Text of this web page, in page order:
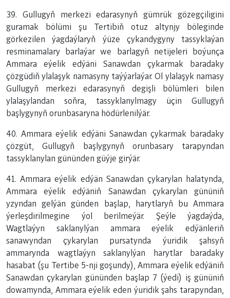
39. Gullugyň merkezi edarasynyň gümrük gözegçiligini
guramak bölümi şu Tertibiň otuz altynjy böleginde
görkezilen ýagdaýlaryň ýüze çykandygyny tassyklaýan
resminamalary barlaýar we barlagyň netijeleri boýunça
Ammara eýelik edýäni Sanawdan çykarmak baradaky
çözgüdiň ylalaşyk namasyny taýýarlaýar. Ol ylalaşyk namasy
Gullugyň merkezi edarasynyň degişli bölümleri bilen
ylalaşylandan soňra, tassyklanylmagy üçin Gullugyň
başlygynyň orunbasaryna hödürlenilýär.
40. Ammara eýelik edýäni Sanawdan çykarmak baradaky
çözgüt, Gullugyň başlygynyň orunbasary tarapyndan
tassyklanylan gününden güýje girýär.
41. Ammara eýelik edýän Sanawdan çykarylan halatynda,
Ammara eýelik edýäniň Sanawdan çykarylan gününiň
yzyndan gelýän günden başlap, harytlaryň bu Ammara
ýerleşdirilmegine ýol berilmeýär. Şeýle ýagdaýda,
Wagtlaýyn saklanylýan ammara eýelik edýänleriň
sanawyndan çykarylan pursatynda ýuridik şahsyň
ammarynda wagtlaýyn saklanylýan harytlar baradaky
hasabat (şu Tertibe 5-nji goşundy), Ammara eýelik edýäniň
Sanawdan çykarylan gününden başlap 7 (ýedi) iş gününiň
dowamynda, Ammara eýelik eden ýuridik şahs tarapyndan,